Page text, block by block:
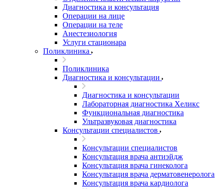
Диагностика и консультация
Операции на лице
Операции на теле
Анестезиология
Услуги стационара
Поликлиника
Поликлиника
Диагностика и консультации
Диагностика и консультации
Лабораторная диагностика Хеликс
Функциональная диагностика
Ультразвуковая диагностика
Консультации специалистов
Консультации специалистов
Консультация врача антиэйдж
Консультация врача гинеколога
Консультация врача дерматовенеролога
Консультация врача кардиолога